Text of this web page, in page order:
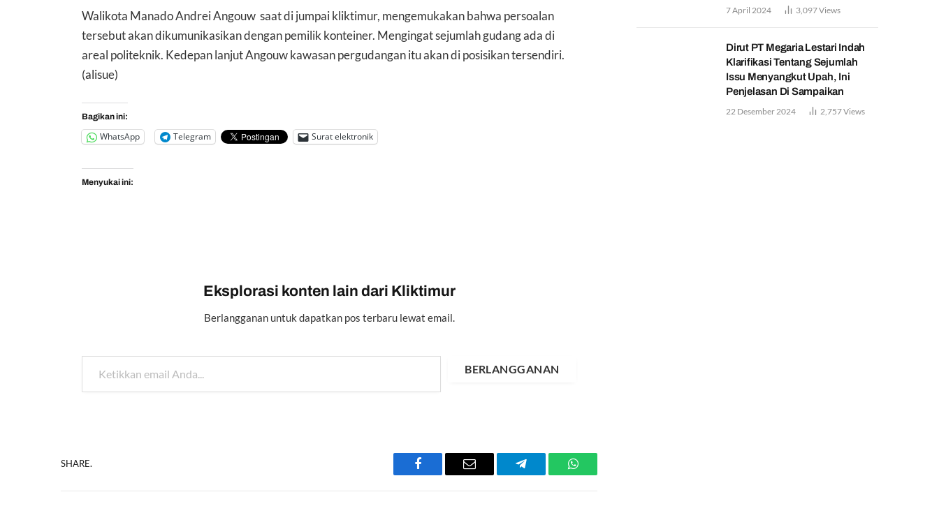
Walikota Manado Andrei Angouw saat di jumpai kliktimur, mengemukakan bahwa persoalan
tersebut akan dikumunikasikan dengan pemilik konteiner. Mengingat sejumlah gudang ada di
areal politeknik. Kedepan lanjut Angouw kawasan pergudangan itu akan di posisikan tersendiri.
(alisue)
Bagikan ini:
WhatsApp Telegram Surat elektronik
Menyukai ini:
Eksplorasi konten lain dari Kliktimur
Berlangganan untuk dapatkan pos terbaru lewat email.
Ketikkan email Anda...
BERLANGGANAN
SHARE.
Facebook Email Telegram WhatsApp
7 April 2024 3,097Views
Dirut PT Megaria Lestari Indah
Klarifikasi Tentang Sejumlah
Issu Menyangkut Upah, Ini
Penjelasan Di Sampaikan
22 Desember 2024 2,757Views